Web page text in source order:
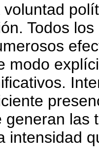
Todos
modo
generan las
intensidad